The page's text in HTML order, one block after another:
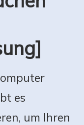
es
um Ihren